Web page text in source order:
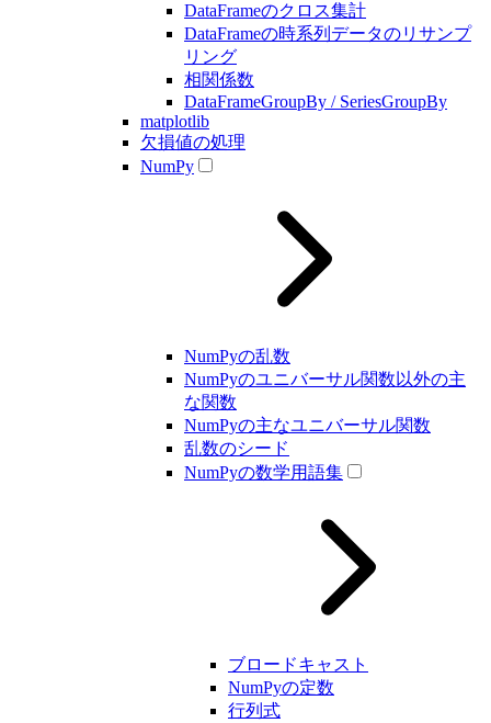
DataFrameのクロス集計
DataFrameの時系列データのリサンプ
リング
相関係数
DataFrameGroupBy / SeriesGroupBy
matplotlib
欠損値の処理
NumPy
NumPyの乱数
NumPyのユニバーサル関数以外の主
な関数
NumPyの主なユニバーサル関数
乱数のシード
NumPyの数学用語集
ブロードキャスト
NumPyの定数
行列式